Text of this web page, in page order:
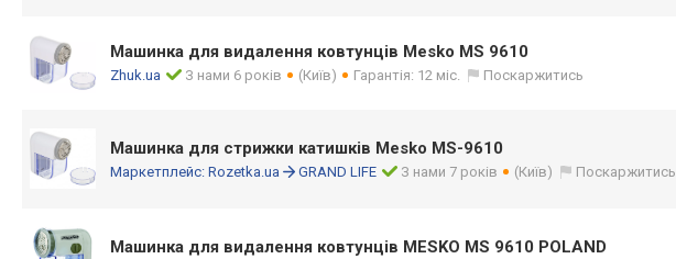
Машинка для видалення ковтунців Mesko MS 9610
Zhuk.ua З нами 6 років (Київ) Гарантія: 12 міс. Поскаржитись
Машинка для стрижки катишків Mesko MS-9610
Маркетплейс: Rozetka.ua GRAND LIFE З нами 7 років (Київ) Поскаржитись
Машинка для видалення ковтунців MESKO MS 9610 POLAND